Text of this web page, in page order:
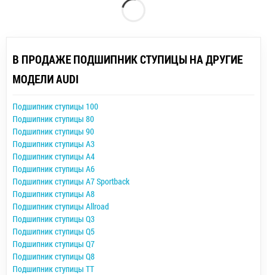
В ПРОДАЖЕ ПОДШИПНИК СТУПИЦЫ НА ДРУГИЕ
МОДЕЛИ AUDI
Подшипник ступицы 100
Подшипник ступицы 80
Подшипник ступицы 90
Подшипник ступицы A3
Подшипник ступицы A4
Подшипник ступицы A6
Подшипник ступицы A7 Sportback
Подшипник ступицы A8
Подшипник ступицы Allroad
Подшипник ступицы Q3
Подшипник ступицы Q5
Подшипник ступицы Q7
Подшипник ступицы Q8
Подшипник ступицы TT